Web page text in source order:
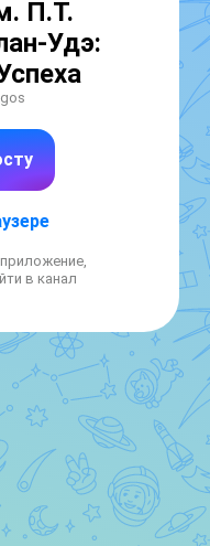
П.Т.
Удэ:
в канал